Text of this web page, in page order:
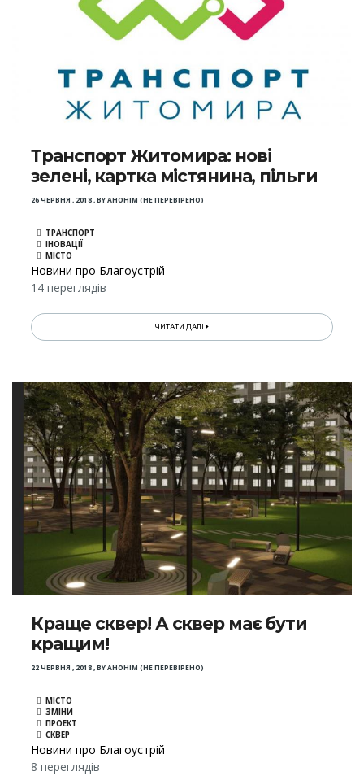
Транспорт Житомира: нові
зелені, картка містянина, пільги
26 ЧЕРВНЯ , 2018,BYАНОНІМ (НЕ ПЕРЕВІРЕНО)
ТРАНСПОРТ
ІНОВАЦІЇ
МІСТО
Новини про Благоустрій
14 переглядів
ЧИТАТИ ДАЛІ
Краще сквер! А сквер має бути
кращим!
22 ЧЕРВНЯ , 2018,BYАНОНІМ (НЕ ПЕРЕВІРЕНО)
МІСТО
ЗМІНИ
ПРОЕКТ
СКВЕР
Новини про Благоустрій
8 переглядів